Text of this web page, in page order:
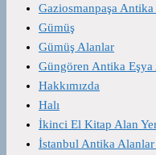
Gaziosmanpaşa
Gümüş
Gümüş Alanlar
Güngören Antika Eşya
Hakkımızda
Halı
İkinci El Kitap Alan
İstanbul Antika